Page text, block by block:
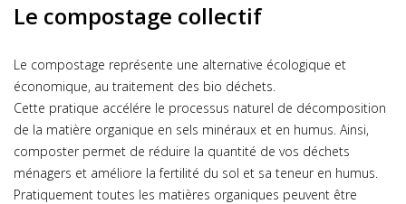
Le compostage collectif
Le compostage représente une alternative écologique et
économique, au traitement des bio déchets.
Cette pratique accélére le processus naturel de décomposition
de la matière organique en sels minéraux et en humus. Ainsi,
composter permet de réduire la quantité de vos déchets
ménagers et améliore la fertilité du sol et sa teneur en humus.
Pratiquement toutes les matières organiques peuvent être